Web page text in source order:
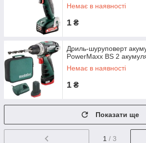
Немає в наявності
1 ₴
Дриль-шуруповерт
PowerMaxx BS 2
Немає в наявності
1 ₴
Показати ще
1 / 3